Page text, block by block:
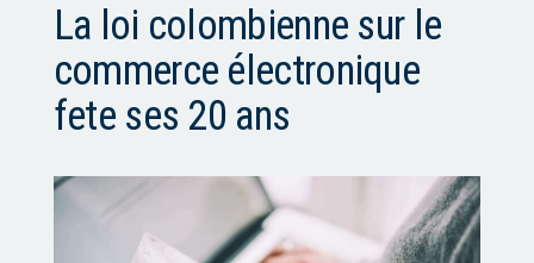
La loi colombienne sur le
commerce électronique
fete ses 20 ans